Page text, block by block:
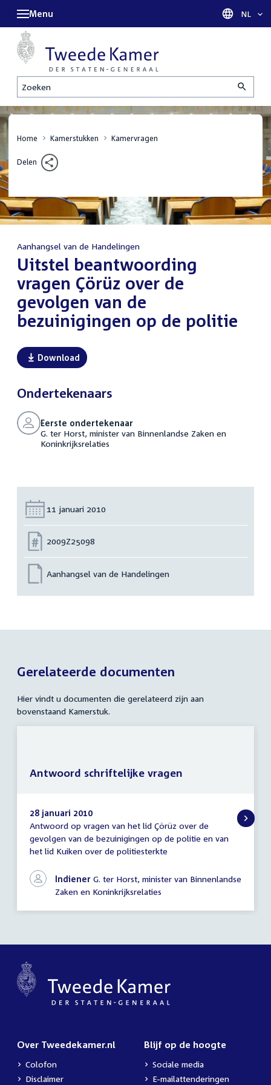
Zoeken
Menu Taal
NL
Home Kamerstukken Kamervragen
Delen
Aanhangsel van de Handelingen
:Uitstel beantwoording
vragen Çörüz over de
gevolgen van de
bezuinigingen op de politie
Download
Ondertekenaars
Eerste ondertekenaar
G. ter Horst, minister van Binnenlandse Zaken en
Koninkrijksrelaties
Datum:
11 januari 2010
Nummer:
2009Z25098
Aanhangsel van de Handelingen
Gerelateerde documenten
Hier vindt u documenten die gerelateerd zijn aan
bovenstaand Kamerstuk.
Antwoord
schriftelijke
vragen
28 januari 2010
Antwoord op vragen van het lid Çörüz over de
gevolgen van de bezuinigingen op de politie en van
het lid Kuiken over de politiesterkte
Indiener G. ter Horst, minister van Binnenlandse
Zaken en Koninkrijksrelaties
Antwoord schriftelijke vragen
Over Tweedekamer.nl
Colofon
Disclaimer
Blijf op de hoogte
Sociale media
E-mailattenderingen